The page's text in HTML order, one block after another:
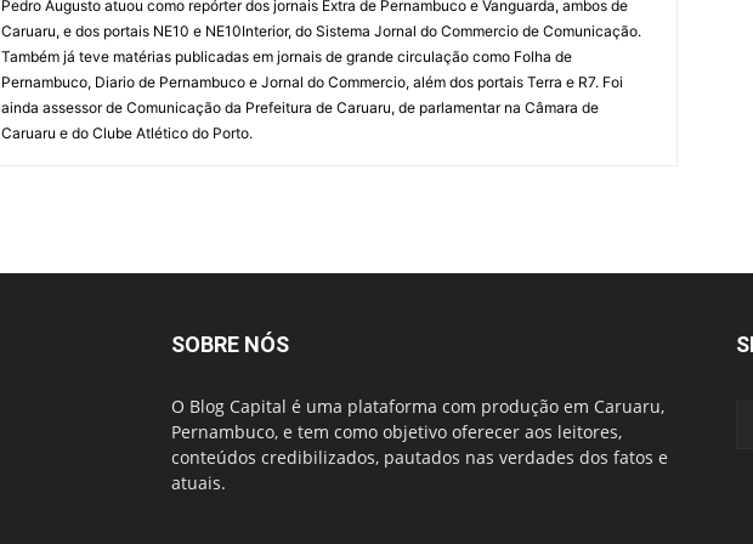
Pedro Augusto atuou como repórter dos jornais Extra de Pernambuco e Vanguarda, ambos de
Caruaru, e dos portais NE10 e NE10Interior, do Sistema Jornal do Commercio de Comunicação.
Também já teve matérias publicadas em jornais de grande circulação como Folha de
Pernambuco, Diario de Pernambuco e Jornal do Commercio, além dos portais Terra e R7. Foi
ainda assessor de Comunicação da Prefeitura de Caruaru, de parlamentar na Câmara de
Caruaru e do Clube Atlético do Porto.
SOBRE NÓS
O Blog Capital é uma plataforma com produção em Caruaru,
Pernambuco, e tem como objetivo oferecer aos leitores,
conteúdos credibilizados, pautados nas verdades dos fatos e
atuais.